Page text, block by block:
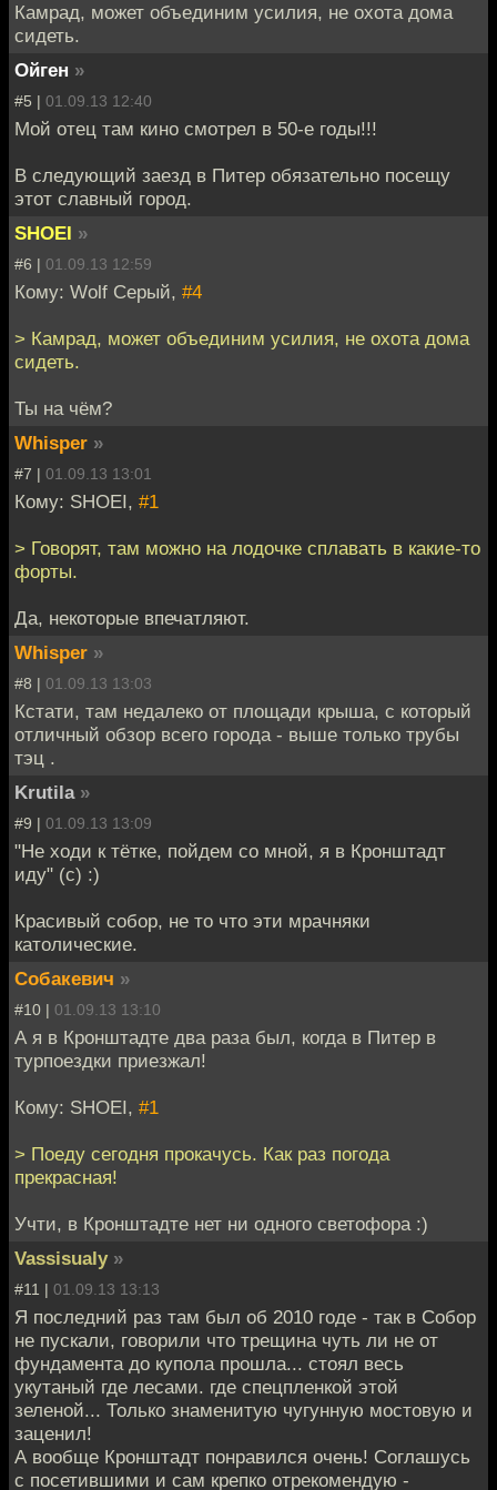
Камрад, может объединим усилия, не охота дома
сидеть.
Ойген »
#5 | 01.09.13 12:40
Мой отец там кино смотрел в 50-е годы!!!
В следующий заезд в Питер обязательно посещу
этот славный город.
SHOEI »
#6 | 01.09.13 12:59
Кому: Wolf Серый, #4
> Камрад, может объединим усилия, не охота дома
сидеть.
Ты на чём?
Whisper »
#7 | 01.09.13 13:01
Кому: SHOEI, #1
> Говорят, там можно на лодочке сплавать в какие-то
форты.
Да, некоторые впечатляют.
Whisper »
#8 | 01.09.13 13:03
Кстати, там недалеко от площади крыша, с который
отличный обзор всего города - выше только трубы
тэц .
Krutila »
#9 | 01.09.13 13:09
"Не ходи к тётке, пойдем со мной, я в Кронштадт
иду" (с) :)
Красивый собор, не то что эти мрачняки
католические.
Собакевич »
#10 | 01.09.13 13:10
А я в Кронштадте два раза был, когда в Питер в
турпоездки приезжал!
Кому: SHOEI, #1
> Поеду сегодня прокачусь. Как раз погода
прекрасная!
Учти, в Кронштадте нет ни одного светофора :)
Vassisualy »
#11 | 01.09.13 13:13
Я последний раз там был об 2010 годе - так в Собор
не пускали, говорили что трещина чуть ли не от
фундамента до купола прошла... стоял весь
укутаный где лесами. где спецпленкой этой
зеленой... Только знаменитую чугунную мостовую и
заценил!
А вообще Кронштадт понравился очень! Соглашусь
с посетившими и сам крепко отрекомендую -